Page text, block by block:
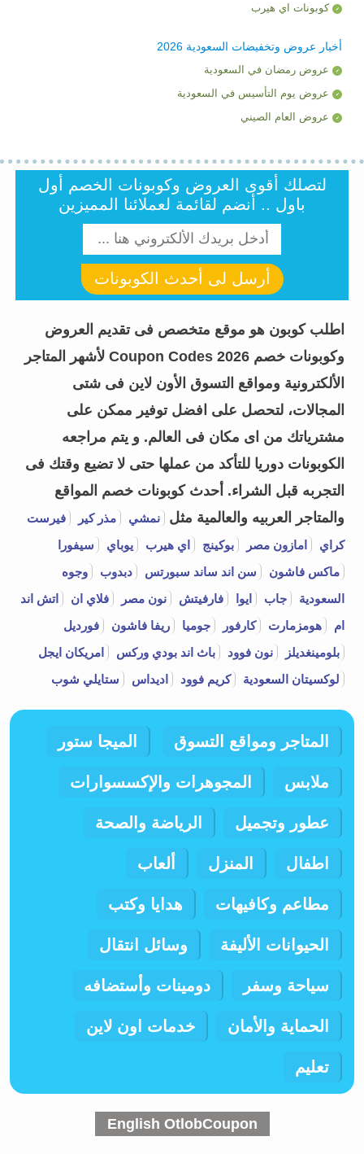
كوبونات اي هيرب
أخبار عروض وتخفيضات السعودية 2026
عروض رمضان في السعودية
عروض يوم التأسيس في السعودية
عروض العام الصيني
لتصلك أقوى العروض وكوبونات الخصم أول
باول .. أنضم لقائمة لعملائنا المميزين
أرسل لى أحدث الكوبونات
اطلب كوبون هو موقع متخصص فى تقديم العروض
وكوبونات خصم Coupon Codes 2026 لأشهر المتاجر
الألكترونية ومواقع التسوق الأون لاين فى شتى
المجالات، لتحصل على افضل توفير ممكن على
مشترياتك من اى مكان فى العالم. و يتم مراجعه
الكوبونات دوريا للتأكد من عملها حتى لا تضيع وقتك فى
التجربه قبل الشراء. أحدث كوبونات خصم المواقع
والمتاجر العربيه والعالمية مثل
نمشي مذر كير
فيرست
كراي
امازون مصر بوكينج اي هيرب يوباي
سيفورا
ماكس فاشون
سن اند ساند سبورتس دبدوب
وجوه
السعودية
جاب ايوا فارفيتش نون مصر فلاي ان
اتش اند
ام
هومزمارت كارفور جوميا ريفا فاشون
فورديل
بلومينغديلز
نون فوود باث اند بودي وركس
امريكان ايجل
لوكسيتان السعودية
كريم فوود اديداس ستايلي شوب
المتاجر ومواقع التسوق الميجا ستور
ملابس المجوهرات والإكسسوارات
عطور وتجميل الرياضة والصحة
اطفال المنزل ألعاب
مطاعم وكافيهات هدايا وكتب
الحيوانات الأليفة وسائل انتقال
سياحة وسفر دومينات وأستضافه
الحماية والأمان خدمات اون لاين
تعليم
English OtlobCoupon